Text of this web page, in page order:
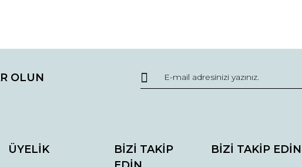
Yorum Yaz
OLUN
ÜYELİK
BİZİ TAKİP
BİZİ TAKİP EDİN